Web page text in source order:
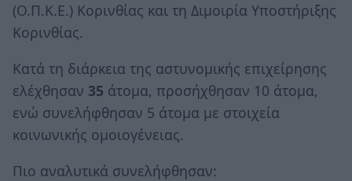
(Ο.Π.Κ.Ε.) Κορινθίας και τη Διμοιρία Υποστήριξης
Κορινθίας.
Κατά τη διάρκεια της αστυνομικής επιχείρησης
ελέχθησαν 35 άτομα, προσήχθησαν 10 άτομα,
ενώ συνελήφθησαν 5 άτομα με στοιχεία
κοινωνικής ομοιογένειας.
Πιο αναλυτικά συνελήφθησαν: